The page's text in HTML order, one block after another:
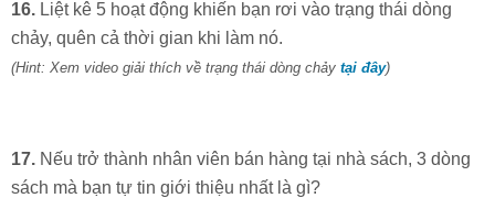
16. Liệt kê 5 hoạt động khiến bạn rơi vào trạng thái dòng
chảy, quên cả thời gian khi làm nó.
(Hint: Xem video giải thích về trạng thái dòng chảy tại đây)
17. Nếu trở thành nhân viên bán hàng tại nhà sách, 3 dòng
sách mà bạn tự tin giới thiệu nhất là gì?